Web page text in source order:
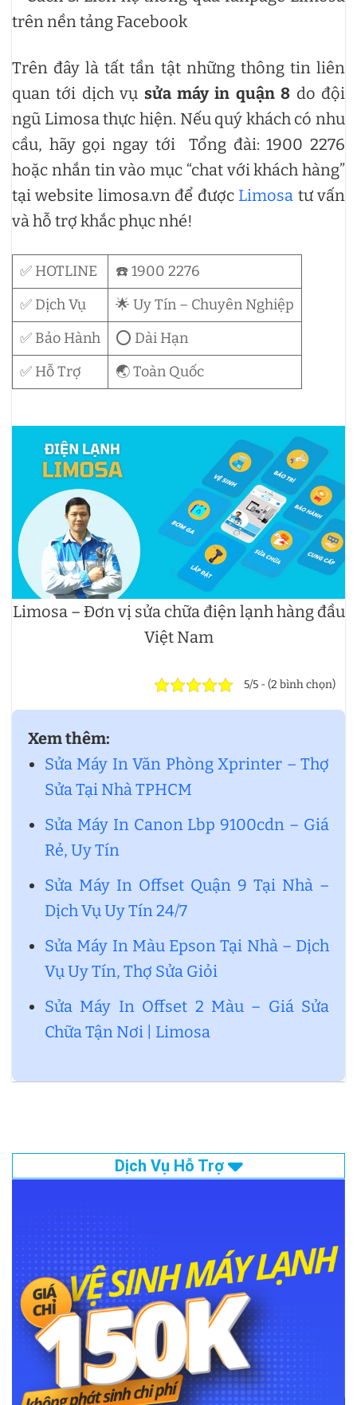
trên nền tảng Facebook
Trên đây là tất tần tật những thông tin liên
quan tới dịch vụ sửa máy in quận 8 do đội
ngũ Limosa thực hiện. Nếu quý khách có nhu
cầu, hãy gọi ngay tới Tổng đài: 1900 2276
hoặc nhắn tin vào mục “chat với khách hàng”
tại website limosa.vn để được Limosa tư vấn
và hỗ trợ khắc phục nhé!
✅ HOTLINE
☎️ 1900 2276
✅ Dịch Vụ
🌟 Uy Tín – Chuyên Nghiệp
✅ Bảo Hành
⭕ Dài Hạn
✅ Hỗ Trợ
🌏 Toàn Quốc
Limosa – Đơn vị sửa chữa điện lạnh hàng đầu
Việt Nam
5/5 - (2 bình chọn)
Xem thêm:
Sửa Máy In Văn Phòng Xprinter – Thợ
Sửa Tại Nhà TPHCM
Sửa Máy In Canon Lbp 9100cdn – Giá
Rẻ, Uy Tín
Sửa Máy In Offset Quận 9 Tại Nhà –
Dịch Vụ Uy Tín 24/7
Sửa Máy In Màu Epson Tại Nhà – Dịch
Vụ Uy Tín, Thợ Sửa Giỏi
Sửa Máy In Offset 2 Màu – Giá Sửa
Chữa Tận Nơi | Limosa
Dịch Vụ Hỗ Trợ